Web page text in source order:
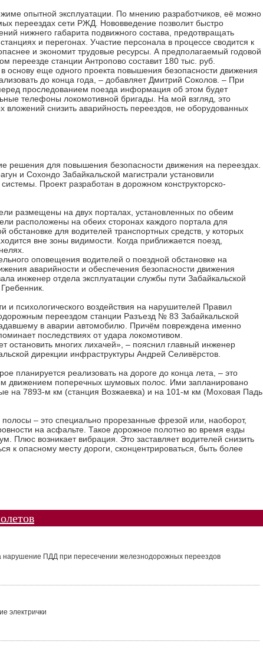
опытной эксплуатации. По мнению разработчиков, её можно
переездах сети РЖД. Нововведение позволит быстро
нижнего габарита подвижного состава, предотвращать
и перегонах. Участие персонала в процессе сводится к
и экономит трудовые ресурсы. А предполагаемый годовой
переезде станции Антропово составит 180 тыс. руб.
основу еще одного проекта повышения безопасности движения
до конца года, – добавляет Дмитрий Соколов. – При
проследованием поезда информация об этом будет
телефоны локомотивной бригады. На мой взгляд, это
вложений снизить аварийность переездов, не оборудованных
решения для повышения безопасности движения на переездах.
и Сохондо Забайкальской магистрали установили
Проект разработан в дорожном конструкторско-
размещены на двух порталах, установленных по обеим
расположены на обеих сторонах каждого портала для
для водителей транспортных средств, у которых
вне зоны видимости. Когда приближается поезд,
оповещения водителей о поездной обстановке на
аварийности и обеспечения безопасности движения
инженер отдела эксплуатации службы пути Забайкальской
и психологического воздействия на нарушителей Правил
переездом станции Разъезд № 83 Забайкальской
в аварии автомобилю. Причём повреждена именно
последствиях от удара локомотивом.
остановить многих лихачей», – пояснил главный инженер
дирекции инфраструктуры Андрей Селивёрстов.
планируется реализовать на дороге до конца лета, – это
движением поперечных шумовых полос. Ими запланировано
на 7893‑м км (станция Возжаевка) и на 101-м км (Моховая Падь
– это специально прорезанные фрезой или, наоборот,
на асфальте. Такое дорожное полотно во время езды
Плюс возникает вибрация. Это заставляет водителей снизить
к опасному месту дороги, сконцентрироваться, быть более
ПДД при пересечении железнодорожных переездов
электрички